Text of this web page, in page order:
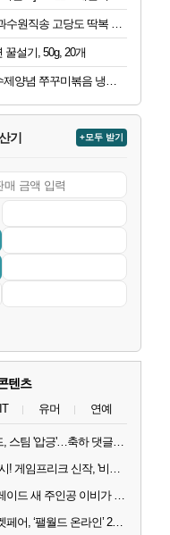
ㄷㄷ.. [65]
글 존나 긁히네 씨발
점 민심 췤
헌 와일즈’, 30~40fps 목표 추
간 보초는 너무 힘들어
행을 다녀왔습니다.
서 기습하는 법
꿀설기, 50g, 20개
홍대쭈꾸미 수제양념 쭈꾸미볶음 냉동 택배 300g 6팩 32,900원
기 +모두 받기
텐츠
IT 유머 연예
드래곤소드, 스팀 '압긍'…축하 댓글 달고 게임 코드 받자!
이번 주 출시! 게임프리크 신작, '비스트 오브 리인카네이션'
스텔라 블레이드 새 주인공 이비가 부릅니다, 'Wanna be in LOVE' 뮤비 공개
가레나·포켓페어, ‘팰월드 온라인’ 2026년 출시 예고